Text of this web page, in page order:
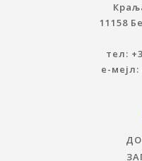
11158
тел:
е-мејл: